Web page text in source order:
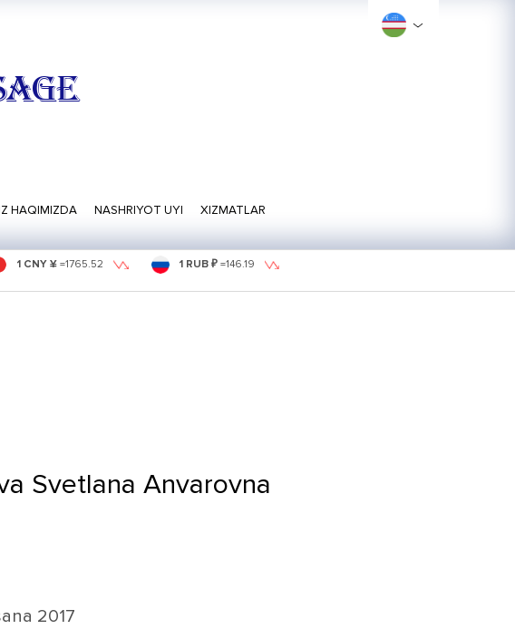
HAQIMIZDA NASHRIYOT UYI XIZMATLAR
1 CNY ¥ =1765.52 1 RUB ₽ =146.19
Svetlana Anvarovna
2017